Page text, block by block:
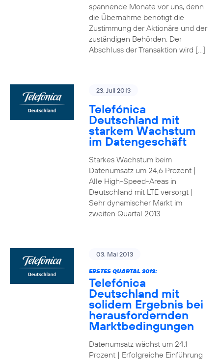
spannende Monate vor uns, denn
die Übernahme benötigt die
Zustimmung der Aktionäre und der
zuständigen Behörden. Der
Abschluss der Transaktion wird […]
23. Juli 2013
Telefónica
Deutschland mit
starkem Wachstum
im Datengeschäft
Starkes Wachstum beim
Datenumsatz um 24,6 Prozent |
Alle High-Speed-Areas in
Deutschland mit LTE versorgt |
Sehr dynamischer Markt im
zweiten Quartal 2013
03. Mai 2013
ERSTES QUARTAL 2013:
Telefónica
Deutschland mit
solidem Ergebnis bei
herausfordernden
Marktbedingungen
Datenumsatz wächst um 24,1
Prozent | Erfolgreiche Einführung